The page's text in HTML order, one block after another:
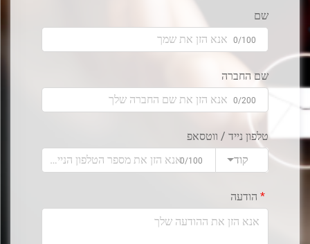
שם
0/100
שם החברה
0/200
טלפון נייד / ווטסאפ
קוד
0/100
הודעה